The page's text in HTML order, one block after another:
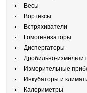
Весы
Вортексы
Встряхиватели
Гомогенизаторы
Диспергаторы
Дробильно-
Измерительные
Инкубаторы и
Калориметры